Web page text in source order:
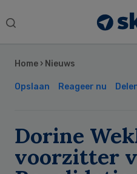
Search
Home › Nieuws
Opslaan Reageer nu
Dorine
voorzitter
Sidebar